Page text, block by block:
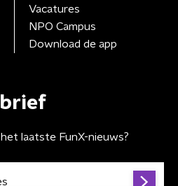
Vacatures
NPO Campus
Download de app
laatste FunX-nieuws?